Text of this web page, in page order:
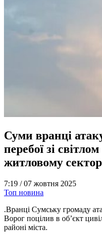
Суми вранці
перебої зі
житловому
7:19 /07 жовтня 2025
Топ новина
.Вранці Сумську громаду
Ворог поцілив в обʼєкт
районі міста.